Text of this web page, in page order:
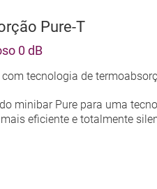
Pure-T
0 dB
tecnologia de
minibar Pure para uma
eficiente e totalmente